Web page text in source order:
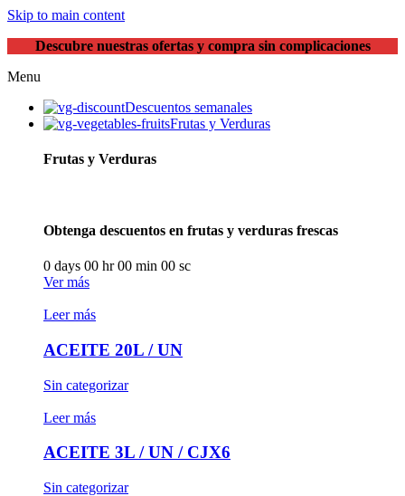
Skip to main content
Descubre nuestras ofertas y compra sin complicaciones
Menu
Descuentos semanales
Frutas y Verduras
Frutas y Verduras
Obtenga descuentos en frutas y verduras frescas
0 days 00 hr00 min 00 sc
Ver más
Leer más
ACEITE 20L / UN
Sin categorizar
Leer más
ACEITE 3L / UN / CJX6
Sin categorizar